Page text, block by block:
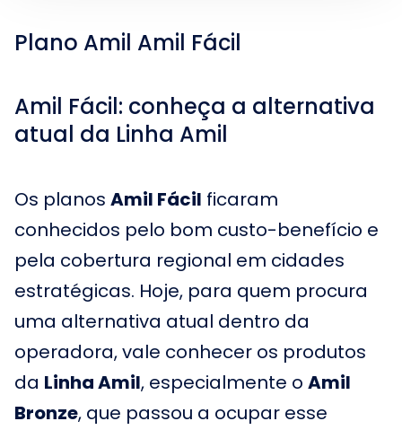
Plano Amil Amil Fácil
Amil Fácil: conheça a alternativa
atual da Linha Amil
Os planos Amil Fácil ficaram
conhecidos pelo bom custo-benefício e
pela cobertura regional em cidades
estratégicas. Hoje, para quem procura
uma alternativa atual dentro da
operadora, vale conhecer os produtos
da Linha Amil, especialmente o Amil
Bronze, que passou a ocupar esse